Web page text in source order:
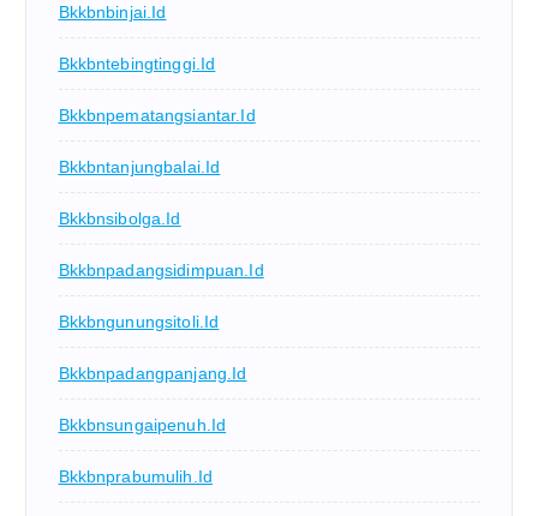
Bkkbnbinjai.id
Bkkbntebingtinggi.id
Bkkbnpematangsiantar.id
Bkkbntanjungbalai.id
Bkkbnsibolga.id
Bkkbnpadangsidimpuan.id
Bkkbngunungsitoli.id
Bkkbnpadangpanjang.id
Bkkbnsungaipenuh.id
Bkkbnprabumulih.id